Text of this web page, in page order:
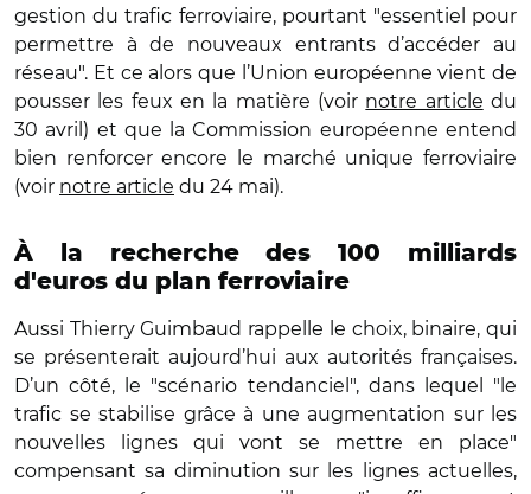
gestion du trafic ferroviaire, pourtant "essentiel pour
permettre à de nouveaux entrants d’accéder au
réseau". Et ce alors que l’Union européenne vient de
pousser les feux en la matière (voir notre article du
30 avril) et que la Commission européenne entend
bien renforcer encore le marché unique ferroviaire
(voir notre article du 24 mai).
À la recherche des 100 milliards
d'euros du plan ferroviaire
Aussi Thierry Guimbaud rappelle le choix, binaire, qui
se présenterait aujourd’hui aux autorités françaises.
D’un côté, le "scénario tendanciel", dans lequel "le
trafic se stabilise grâce à une augmentation sur les
nouvelles lignes qui vont se mettre en place"
compensant sa diminution sur les lignes actuelles,